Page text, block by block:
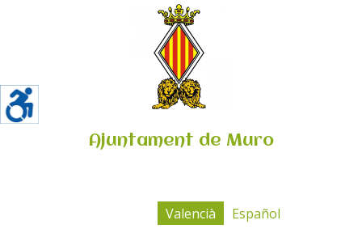
Ajuntament de Muro
Valencià Español